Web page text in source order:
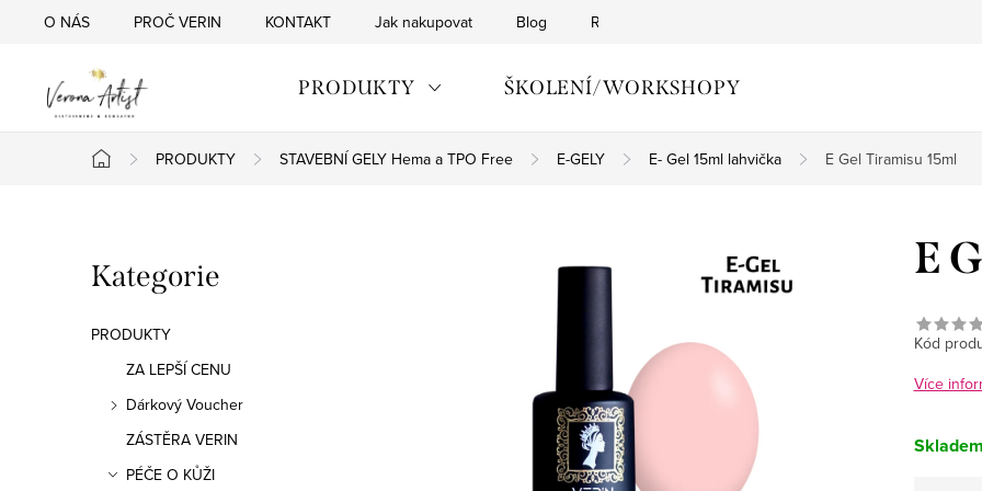
O NÁS PROČ VERIN KONTAKT Jak nakupovat Blog Reklamační řád
PRODUKTY ŠKOLENÍ/WORKSHOPY
Domů
PRODUKTY STAVEBNÍ GELY Hema a TPO Free E-GELY E- Gel 15ml lahvička E Gel Tiramisu 15ml
o
s
Přeskočit
kategorie
Kategorie
PRODUKTY
ZA LEPŠÍ CENU
Dárkový Voucher
ZÁSTĚRA VERIN
PÉČE O KŮŽI
E
Kód
Více
Skladem